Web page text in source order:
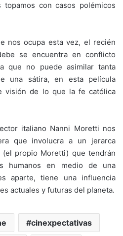
con casos polémicos
nos ocupa esta vez, el recién
se encuentra en conflicto
que no puede asimilar tanta
una sátira, en esta película
visión de lo que la fe católica
italiano Nanni Moretti nos
que involucra a un jerarca
propio Moretti) que tendrán
humanos en medio de una
aparte, tiene una influencia
actuales y futuras del planeta.
cinexpectativas